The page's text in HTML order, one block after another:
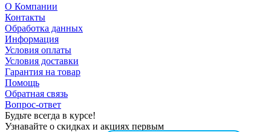
О Компании
Контакты
Обработка данных
Информация
Условия оплаты
Условия доставки
Гарантия на товар
Помощь
Обратная связь
Вопрос-ответ
Будьте всегда в курсе!
Узнавайте о скидках и акциях первым